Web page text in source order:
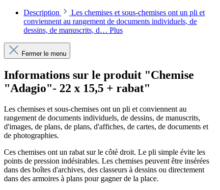
Description
Les chemises et sous-chemises ont un pli et
conviennent au rangement de documents individuels, de
dessins, de manuscrits, d… Plus
Fermer le menu
Informations sur le produit "Chemise
"Adagio"- 22 x 15,5 + rabat"
Les chemises et sous-chemises ont un pli et conviennent au
rangement de documents individuels, de dessins, de manuscrits,
d'images, de plans, de plans, d'affiches, de cartes, de documents et
de photographies.
Ces chemises ont un rabat sur le côté droit. Le pli simple évite les
points de pression indésirables. Les chemises peuvent être insérées
dans des boîtes d'archives, des classeurs à dessins ou directement
dans des armoires à plans pour gagner de la place.